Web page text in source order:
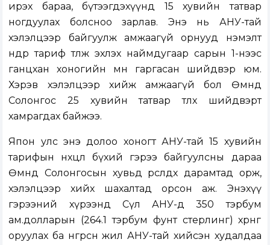
ирэх бараа, бүтээгдэхүүнд 15 хувийн татвар
ногдуулах болсноо зарлав. Энэ нь АНУ-тай
хэлэлцээр байгуулж амжаагүй орнууд нэмэлт
өндөр тариф төлж эхлэх наймдугаар сарын 1-нээс
ганцхан хоногийн өмнө гаргасан шийдвэр юм.
Хэрэв хэлэлцээр хийж амжаагүй бол Өмнөд
Солонгос 25 хувийн татвар төлөх шийдвэрт
хамрагдах байжээ.
Япон улс энэ долоо хоногт АНУ-тай 15 хувийн
тарифын нөхцөл бүхий гэрээ байгуулсны дараа
Өмнөд Солонгосын хувьд өрсөлдөх дарамтад орж,
хэлэлцээр хийх шахалтад орсон аж. Энэхүү
гэрээний хүрээнд Сөүл АНУ-д 350 тэрбум
ам.долларын (264.1 тэрбум фунт стерлинг) хөрөнгө
оруулах ба өнгөрсөн жил АНУ-тай хийсэн худалдаа